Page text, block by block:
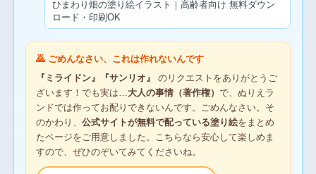
ひまわり畑の塗り絵イラスト｜高齢者向け 無料ダウン
ロード・印刷OK
🙇 ごめんなさい、これは作れないんです
『ミライドン』『サンリオ』
のリクエストをありがとうご
ざいます！でも実は…大人の事情（著作権） で、ぬりえラ
ンドでは作ってお配りできないんです。ごめんなさい。そ
のかわり、 公式サイトが無料で配っている塗り絵をまとめ
たページをご用意しました。こちらなら安心して楽しめま
すので、ぜひのぞいてみてくださいね。